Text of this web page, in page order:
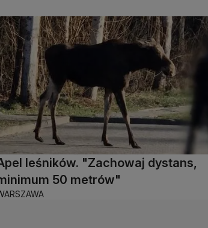
leśników. "Zachowaj dystans,
50 metrów"